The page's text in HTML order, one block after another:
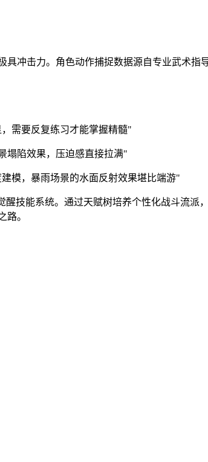
冲击力。角色动作捕捉数据源自专业武术
需要反复练习才能掌握精髓"
塌陷效果，压迫感直接拉满"
模，暴雨场景的水面反射效果堪比端游"
技能系统。通过天赋树培养个性化战斗流派
路。